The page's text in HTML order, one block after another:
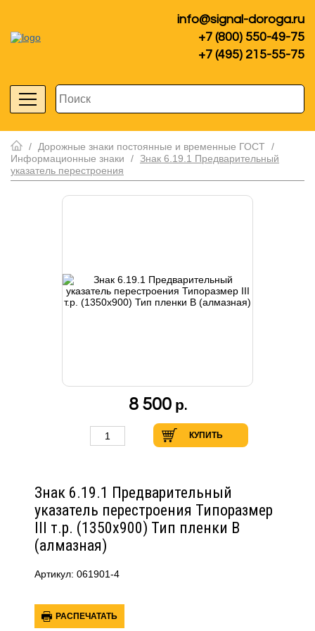
info@signal-doroga.ru
+7 (800) 550-49-75
+7 (495) 215-55-75
/ Дорожные знаки постоянные и временные ГОСТ /
Информационные знаки
/ Знак 6.19.1 Предварительный
указатель перестроения
Знак 6.19.1 Предварительный
указатель перестроения Типоразмер
III т.р. (1350х900) Тип пленки В
(алмазная)
Артикул: 061901-4
РАСПЕЧАТАТЬ
8 500 р.
КУПИТЬ